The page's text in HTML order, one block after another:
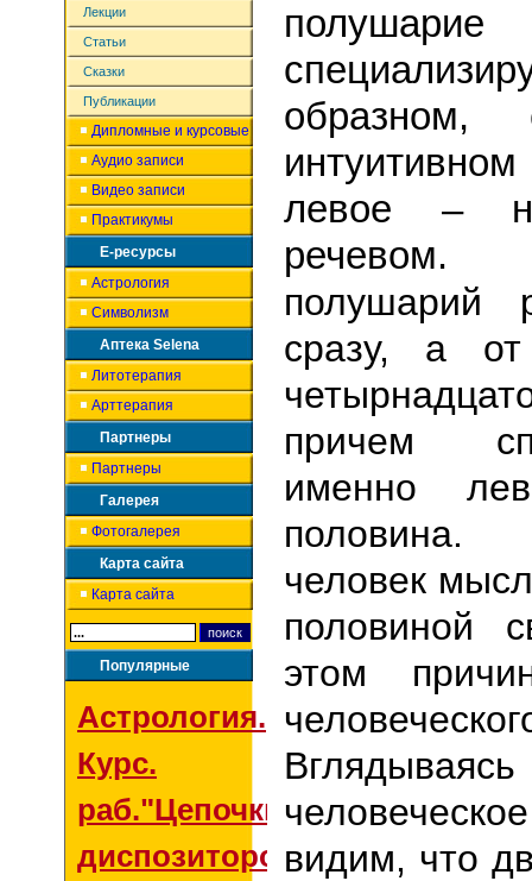
Лекции
Статьи
Сказки
Публикации
Дипломные и курсовые
Аудио записи
Видео записи
Практикумы
Е-ресурсы
Астрология
Символизм
Аптека Selena
Литотерапия
Арттерапия
Партнеры
Партнеры
Галерея
Фотогалерея
Карта сайта
Карта сайта
Популярные
Астрология.
Курс.
раб."Цепочки
диспозиторов
полушарие
образном,
левое –
полушарий
сразу, а
причем
именно
половина.
человек
половиной
этом
видим, что